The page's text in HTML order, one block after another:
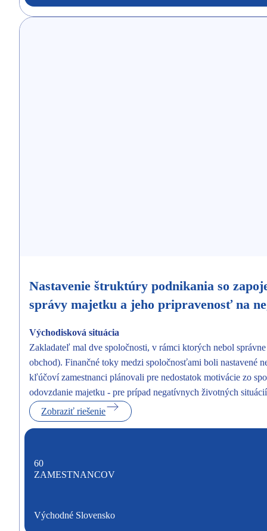
Nastavenie štruktúry podnikania so
správy majetku a jeho pripravenosť na
Východisková situácia
Zakladateľ mal dve spoločnosti, v rámci ktorých nebol
obchod). Finančné toky medzi spoločnosťami boli nastavené
kľúčoví zamestnanci plánovali pre nedostatok motivácie zo
odovzdanie majetku - pre prípad negatívnych životných
Zobraziť riešenie
60
ZAMESTNANCOV
Východné Slovensko